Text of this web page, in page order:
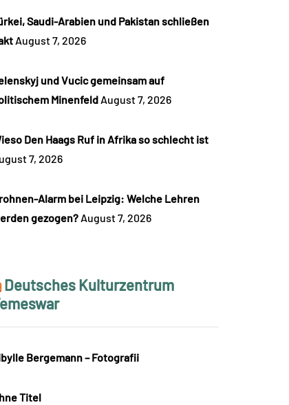
Saudi-Arabien und Pakistan schließen
August 7, 2026
und Vucic gemeinsam auf
Minenfeld August 7, 2026
Den Haags Ruf in Afrika so schlecht ist
7, 2026
Alarm bei Leipzig: Welche Lehren
gezogen? August 7, 2026
Deutsches Kulturzentrum
Bergemann – Fotografii
Titel